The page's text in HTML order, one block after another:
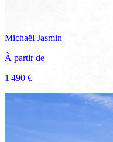
Michaël Jasmin
À partir de
1 490 €
Voir le voyage